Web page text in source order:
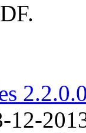
12-